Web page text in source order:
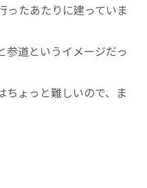
ったあたりに建っていま
参道というイメージだっ
ちょっと難しいので、ま